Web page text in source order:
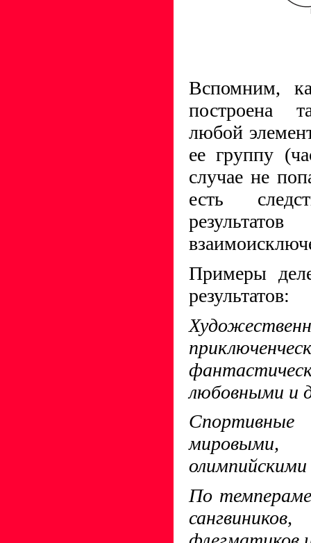
Вспомним,
построена
любой
ее группу
случае не
есть
Примеры
результатов:
любовными и
Спортивные
мировыми,
По